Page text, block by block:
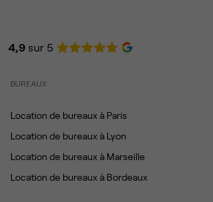
4,9 sur 5
BUREAUX
Location de bureaux à Paris
Location de bureaux à Lyon
Location de bureaux à Marseille
Location de bureaux à Bordeaux